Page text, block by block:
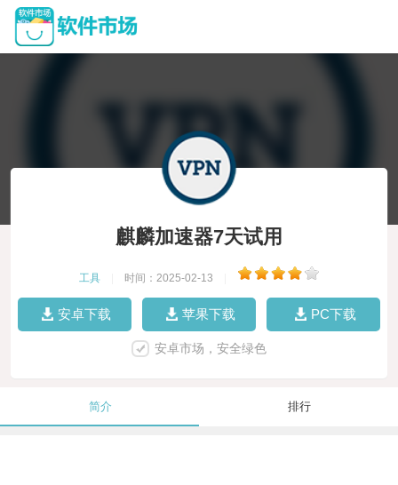
麒麟加速器7天试用
工具 时间：2025-02-13
安卓下载 苹果下载 PC下载
安卓市场，安全绿色
简介 排行